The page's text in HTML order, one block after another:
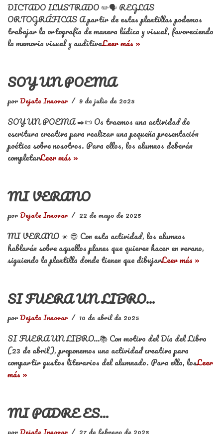
DICTADO ILUSTRADO ✏️🗣️ REGLAS
ORTOGRÁFICAS A partir de estas plantillas podemos
trabajar la ortografía de manera lúdica y visual, favoreciendo
la memoria visual y auditivaLeer más »
SOY UN POEMA
porDejate Innovar 9 de julio de 2025
SOY UN POEMA ✒️📜 Os traemos una actividad de
escritura creativa para realizar una pequeña presentación
poética sobre nosotros. Para ellos, los alumnos deberán
completarLeer más »
MI VERANO
porDejate Innovar 22 de mayo de 2025
MI VERANO ☀️ 😎 Con esta actividad, los alumnos
hablarán sobre aquellos planes que quieren hacer en verano,
siguiendo la plantilla donde tienen que dibujarLeer más »
SI FUERA UN LIBRO…
porDejate Innovar 10 de abril de 2025
SI FUERA UN LIBRO…📚 Con motivo del Día del Libro
(23 de abril), proponemos una actividad creativa para
compartir gustos literarios del alumnado. Para ello, losLeer
más »
MI PADRE ES…
porDejate Innovar 27 de febrero de 2025